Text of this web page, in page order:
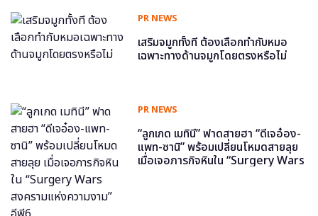
PR NEWS
เสริมจมูกทั้งที ต้องเลือกทำกับหมอ
เฉพาะทางด้านจมูกโดยตรงหรือไม่
PR NEWS
“ลูกเกด เมทินี” ฟาดสายฮา “ดีเจอ๋อง-
แพท-ซานิ” พร้อมเปลี่ยนโหมดสายลุย
เมื่อเจอภารกิจหินใน “Surgery Wars